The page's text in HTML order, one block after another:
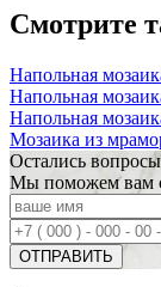
Смотрите
Напольная
Напольная
Напольная
Мозаика из
Остались
Мы поможем вам